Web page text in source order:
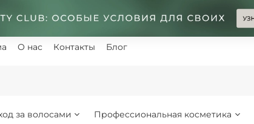
О нас Контакты Блог
за волосами Профессиональная косметика